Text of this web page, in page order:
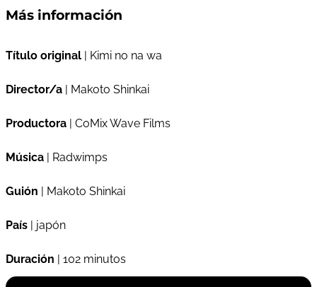
Más información
Título original | Kimi no na wa
Director/a | Makoto Shinkai
Productora | CoMix Wave Films
Música | Radwimps
Guión | Makoto Shinkai
País | japón
Duración | 102 minutos